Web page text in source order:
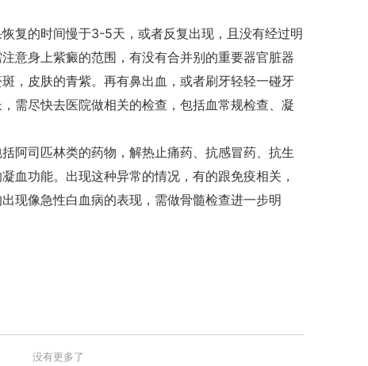
复的时间慢于3-5天，或者反复出现，且没有经过明
意身上紫癜的范围，有没有合并别的重要器官脏器
，皮肤的青紫。再有鼻出血，或者刷牙轻轻一碰牙
需尽快去医院做相关的检查，包括血常规检查、凝
阿司匹林类的药物，解热止痛药、抗感冒药、抗生
血功能。 出现这种异常的情况，有的跟免疫相关，
现像急性白血病的表现， 需做骨髓检查进一步明
没有更多了